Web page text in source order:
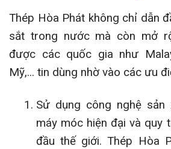
Thép Hòa Phát không chỉ dẫn
sắt trong nước mà còn mở
được các quốc gia như
Mỹ,... tin dùng nhờ vào các ưu
Sử dụng công nghệ sản
máy móc hiện đại và quy
đầu thế giới. Thép Hòa